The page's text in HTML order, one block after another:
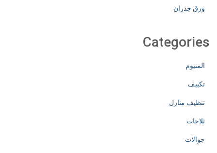
ورق جدران
Categories
المنيوم
تكييف
تنظيف منازل
ثلاجات
جوالات